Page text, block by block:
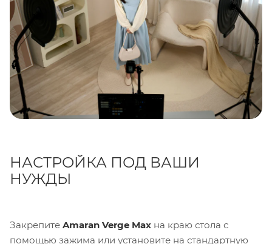
НАСТРОЙКА ПОД ВАШИ
НУЖДЫ
Закрепите Amaran Verge Max на краю стола с
помощью зажима или установите на стандартную